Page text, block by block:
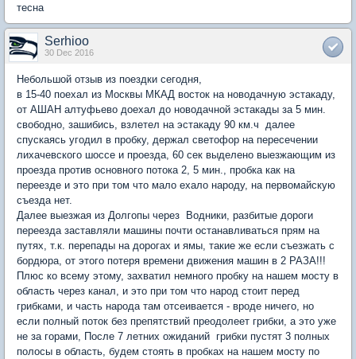
тесна
Serhioo
30 Dec 2016
Небольшой отзыв из поездки сегодня,
в 15-40 поехал из Москвы МКАД восток на новодачную эстакаду,
от АШАН алтуфьево доехал до новодачной эстакады за 5 мин.
свободно, зашибись, взлетел на эстакаду 90 км.ч далее
спускаясь угодил в пробку, держал светофор на пересечении
лихачевского шоссе и проезда, 60 сек выделено выезжающим из
проезда против основного потока 2, 5 мин., пробка как на
переезде и это при том что мало ехало народу, на первомайскую
съезда нет.
Далее выезжая из Долгопы через Водники, разбитые дороги
переезда заставляли машины почти останавливаться прям на
путях, т.к. перепады на дорогах и ямы, такие же если съезжать с
бордюра, от этого потеря времени движения машин в 2 РАЗА!!!
Плюс ко всему этому, захватил немного пробку на нашем мосту в
область через канал, и это при том что народ стоит перед
грибками, и часть народа там отсеивается - вроде ничего, но
если полный поток без препятствий преодолеет грибки, а это уже
не за горами, После 7 летних ожиданий грибки пустят 3 полных
полосы в область, будем стоять в пробках на нашем мосту по